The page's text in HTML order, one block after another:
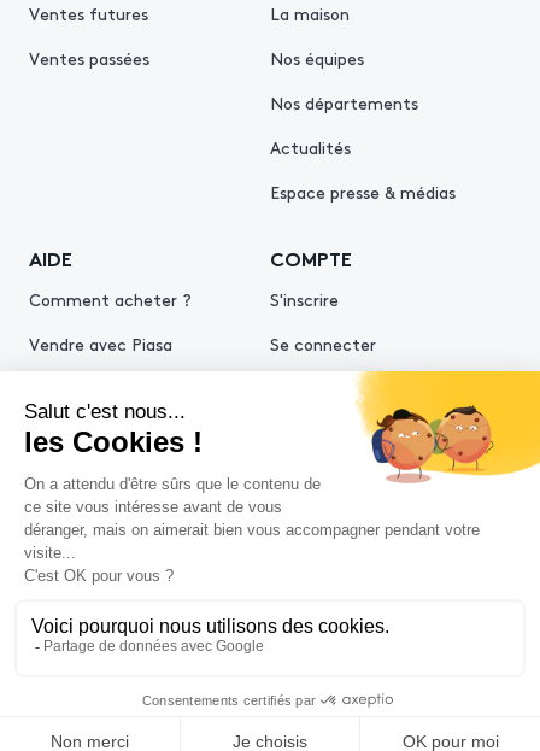
Ventes futures
Ventes passées
La maison
Nos équipes
Nos départements
Actualités
Espace presse & médias
AIDE
Comment acheter ?
Vendre avec Piasa
COMPTE
S'inscrire
Se connecter
Politiques de confidentialitéPolitique cookies
Conditions générales d'utilisation